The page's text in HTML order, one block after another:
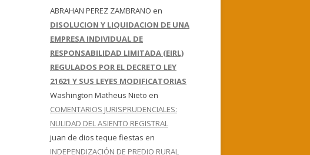
ABRAHAN PEREZ ZAMBRANO en
DISOLUCION Y LIQUIDACION DE UNA
EMPRESA INDIVIDUAL DE
RESPONSABILIDAD LIMITADA (EIRL)
REGULADOS POR EL DECRETO LEY
21621 Y SUS LEYES MODIFICATORIAS
Washington Matheus Nieto en
COMENTARIOS JURISPRUDENCIALES:
NULIDAD DEL ASIENTO REGISTRAL
juan de dios teque fiestas en
INDEPENDIZACIÓN DE PREDIO RURAL